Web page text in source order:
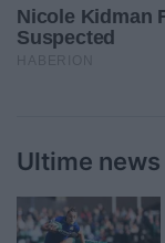
Ultime news